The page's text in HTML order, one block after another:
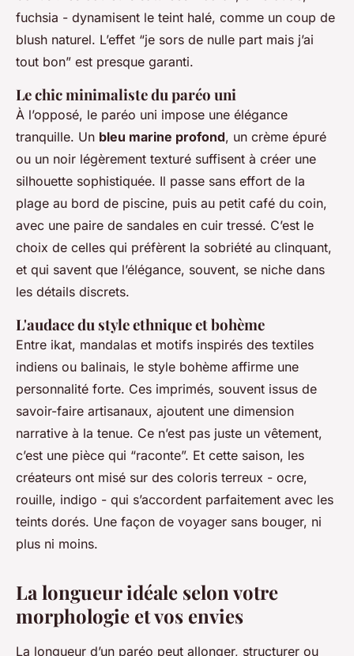
fuchsia - dynamisent le teint halé, comme un coup de
blush naturel. L’effet “je sors de nulle part mais j’ai
tout bon” est presque garanti.
Le chic minimaliste du paréo uni
À l’opposé, le paréo uni impose une élégance
tranquille. Un bleu marine profond, un crème épuré
ou un noir légèrement texturé suffisent à créer une
silhouette sophistiquée. Il passe sans effort de la
plage au bord de piscine, puis au petit café du coin,
avec une paire de sandales en cuir tressé. C’est le
choix de celles qui préfèrent la sobriété au clinquant,
et qui savent que l’élégance, souvent, se niche dans
les détails discrets.
L'audace du style ethnique et bohème
Entre ikat, mandalas et motifs inspirés des textiles
indiens ou balinais, le style bohème affirme une
personnalité forte. Ces imprimés, souvent issus de
savoir-faire artisanaux, ajoutent une dimension
narrative à la tenue. Ce n’est pas juste un vêtement,
c’est une pièce qui “raconte”. Et cette saison, les
créateurs ont misé sur des coloris terreux - ocre,
rouille, indigo - qui s’accordent parfaitement avec les
teints dorés. Une façon de voyager sans bouger, ni
plus ni moins.
La longueur idéale selon votre
morphologie et vos envies
La longueur d’un paréo peut allonger, structurer ou